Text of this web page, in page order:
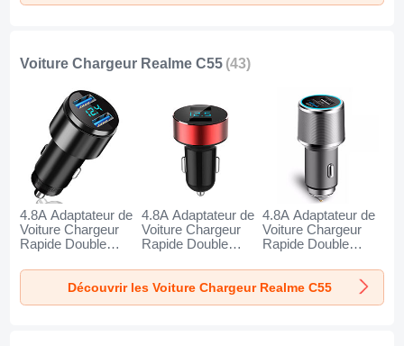
Voiture Chargeur Realme C55 (43)
4.8A Adaptateur de
Voiture Chargeur
Rapide Double
K10 pour Realme
C55 Noir
4.8A Adaptateur de
Voiture Chargeur
Rapide Double
K07 pour Realme
C55 Rouge
4.8A Adaptateur de
Voiture Chargeur
Rapide Double
K08 pour Realme
C55 Argent
Découvrir les Voiture Chargeur Realme C55